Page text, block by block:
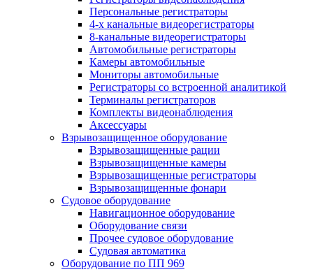
Персональные регистраторы
4-х канальные видеорегистраторы
8-канальные видеорегистраторы
Автомобильные регистраторы
Камеры автомобильные
Мониторы автомобильные
Регистраторы со встроенной аналитикой
Терминалы регистраторов
Комплекты видеонаблюдения
Аксессуары
Взрывозащищенное оборудование
Взрывозащищенные рации
Взрывозащищенные камеры
Взрывозащищенные регистраторы
Взрывозащищенные фонари
Судовое оборудование
Навигационное оборудование
Оборудование связи
Прочее судовое оборудование
Судовая автоматика
Оборудование по ПП 969